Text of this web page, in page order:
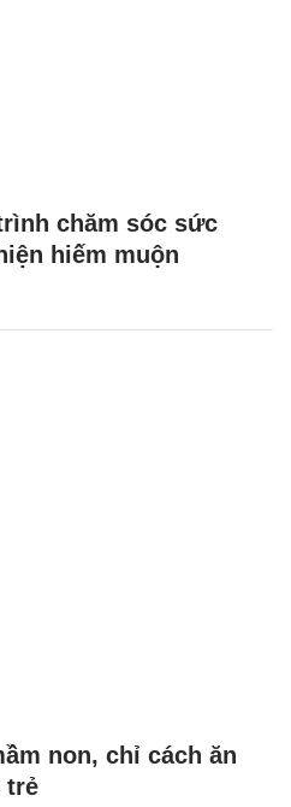
chăm sóc sức
hiếm muộn
non, chỉ cách ăn
trẻ